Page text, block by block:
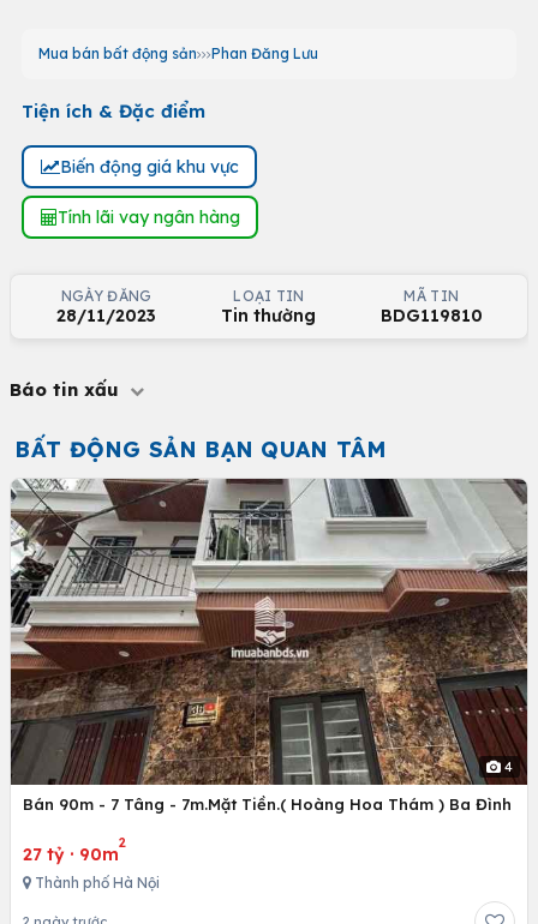
Mua bán bất động sản Phan Đăng Lưu
Tiện ích & Đặc điểm
Biến động giá khu vực
Tính lãi vay ngân hàng
NGÀY ĐĂNG
28/11/2023
LOẠI TIN
Tin thường
MÃ TIN
BDG119810
Báo tin xấu
BẤT ĐỘNG SẢN BẠN QUAN TÂM
4
Bán 90m - 7 Tâng - 7m.Mặt Tiền.( Hoàng Hoa Thám ) Ba Đình
27 tỷ · 90m
2
Thành phố Hà Nội